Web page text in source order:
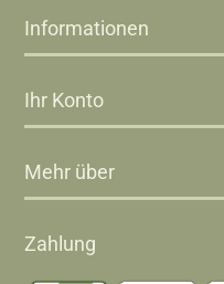
Informationen
Ihr Konto
Mehr über
Zahlung